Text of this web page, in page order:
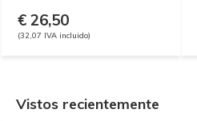
€ 26,50
(32,07 IVA incluido)
Vistos recientemente